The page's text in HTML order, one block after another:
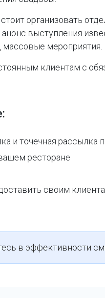
организовать
выступления
массовые мероприятия.
клиентам с
и точечная
ресторане
своим
в эффективности